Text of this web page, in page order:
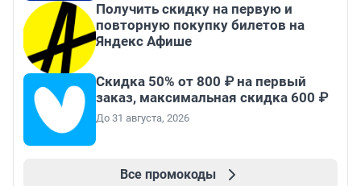
Получить скидку на первую и
повторную покупку билетов на
Яндекс Афише
Скидка 50% от 800 ₽ на первый
заказ, максимальная скидка 600 ₽
До 31 августа, 2026
Все промокоды